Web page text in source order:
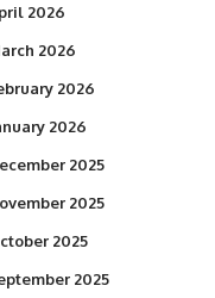
2026
2026
2026
2026
2025
2025
2025
2025